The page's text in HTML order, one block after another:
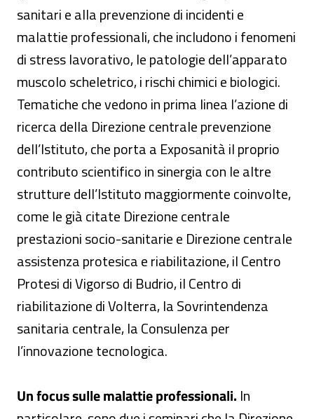
sanitari e alla prevenzione di incidenti e
malattie professionali, che includono i fenomeni
di stress lavorativo, le patologie dell’apparato
muscolo scheletrico, i rischi chimici e biologici.
Tematiche che vedono in prima linea l’azione di
ricerca della Direzione centrale prevenzione
dell’Istituto, che porta a Exposanità il proprio
contributo scientifico in sinergia con le altre
strutture dell’Istituto maggiormente coinvolte,
come le già citate Direzione centrale
prestazioni socio-sanitarie e Direzione centrale
assistenza protesica e riabilitazione, il Centro
Protesi di Vigorso di Budrio, il Centro di
riabilitazione di Volterra, la Sovrintendenza
sanitaria centrale, la Consulenza per
l’innovazione tecnologica.
Un focus sulle malattie professionali. In